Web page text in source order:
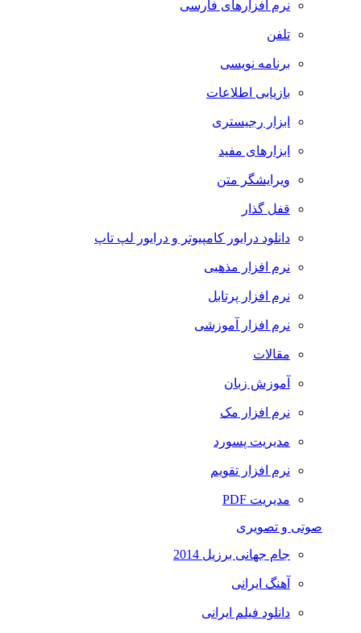
نرم افزارهای فارسی
تلفن
برنامه نویسی
بازیابی اطلاعات
ابزار رجیستری
ابزارهای مفید
ویرایشگر متن
قفل گذار
دانلود درایور کامپیوتر و درایور لپ تاپ
نرم افزار مذهبی
نرم افزار پرتابل
نرم افزار آموزشی
مقالات
آموزش زبان
نرم افزار مک
مدیریت پسورد
نرم افزار تقویم
مدیریت PDF
صوتی و تصویری
جام جهانی برزیل 2014
آهنگ ایرانی
دانلود فیلم ایرانی